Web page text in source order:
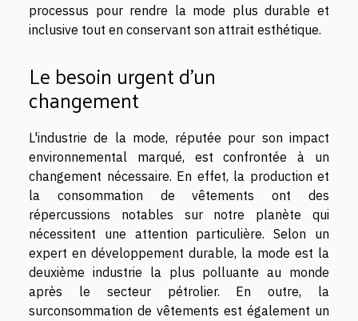
processus pour rendre la mode plus durable et
inclusive tout en conservant son attrait esthétique.
Le besoin urgent d'un
changement
L'industrie de la mode, réputée pour son impact
environnemental marqué, est confrontée à un
changement nécessaire. En effet, la production et
la consommation de vêtements ont des
répercussions notables sur notre planète qui
nécessitent une attention particulière. Selon un
expert en développement durable, la mode est la
deuxième industrie la plus polluante au monde
après le secteur pétrolier. En outre, la
surconsommation de vêtements est également un